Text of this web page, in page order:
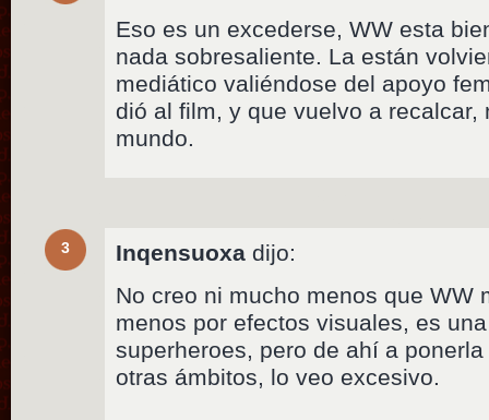
Eso es un excederse, WW esta
nada sobresaliente. La están
mediático valiéndose del apoyo
dió al film, y que vuelvo a recalcar,
mundo.
3 Inqensuoxa dijo:
No creo ni mucho menos que WW
menos por efectos visuales, es
superheroes, pero de ahí a
otras ámbitos, lo veo excesivo.